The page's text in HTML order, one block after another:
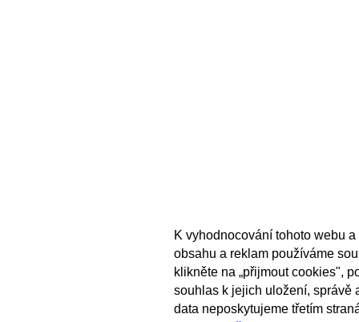
K vyhodnocování tohoto webu
obsahu a reklam používáme
klikněte na „přijmout cookies",
souhlas k jejich uložení, správě
data neposkytujeme třetím